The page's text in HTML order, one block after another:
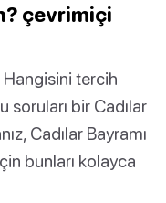
çevrimiçi
tercih
soruları bir Cadılar
Cadılar Bayramı
bunları kolayca